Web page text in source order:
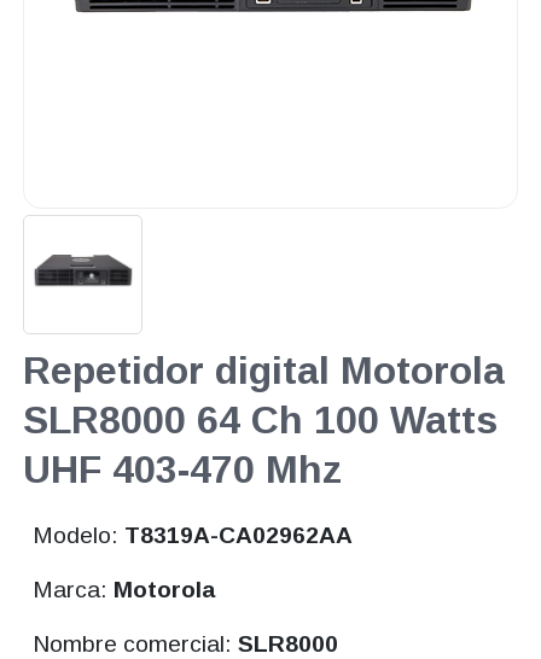
Repetidor digital Motorola
SLR8000 64 Ch 100 Watts
UHF 403-470 Mhz
Modelo: T8319A-CA02962AA
Marca: Motorola
Nombre comercial:SLR8000